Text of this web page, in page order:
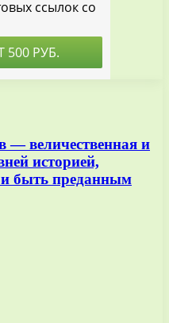
— величественная и
историей,
быть преданным